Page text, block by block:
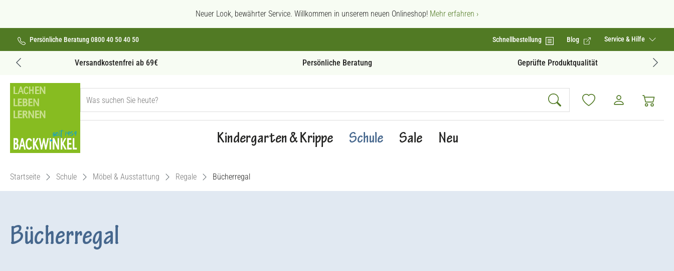
Neuer Look, bewährter Service. Willkommen in unserem neuen Onlineshop! Mehr erfahren ›
Persönliche Beratung 0800 40 50 40 50 Schnellbestellung Blog Service & Hilfe
Versandkostenfrei ab 69€ Persönliche Beratung Geprüfte Produktqualität
Kindergarten & Krippe Schule Sale Neu
Startseite Schule Möbel & Ausstattung Regale Bücherregal
Bücherregal